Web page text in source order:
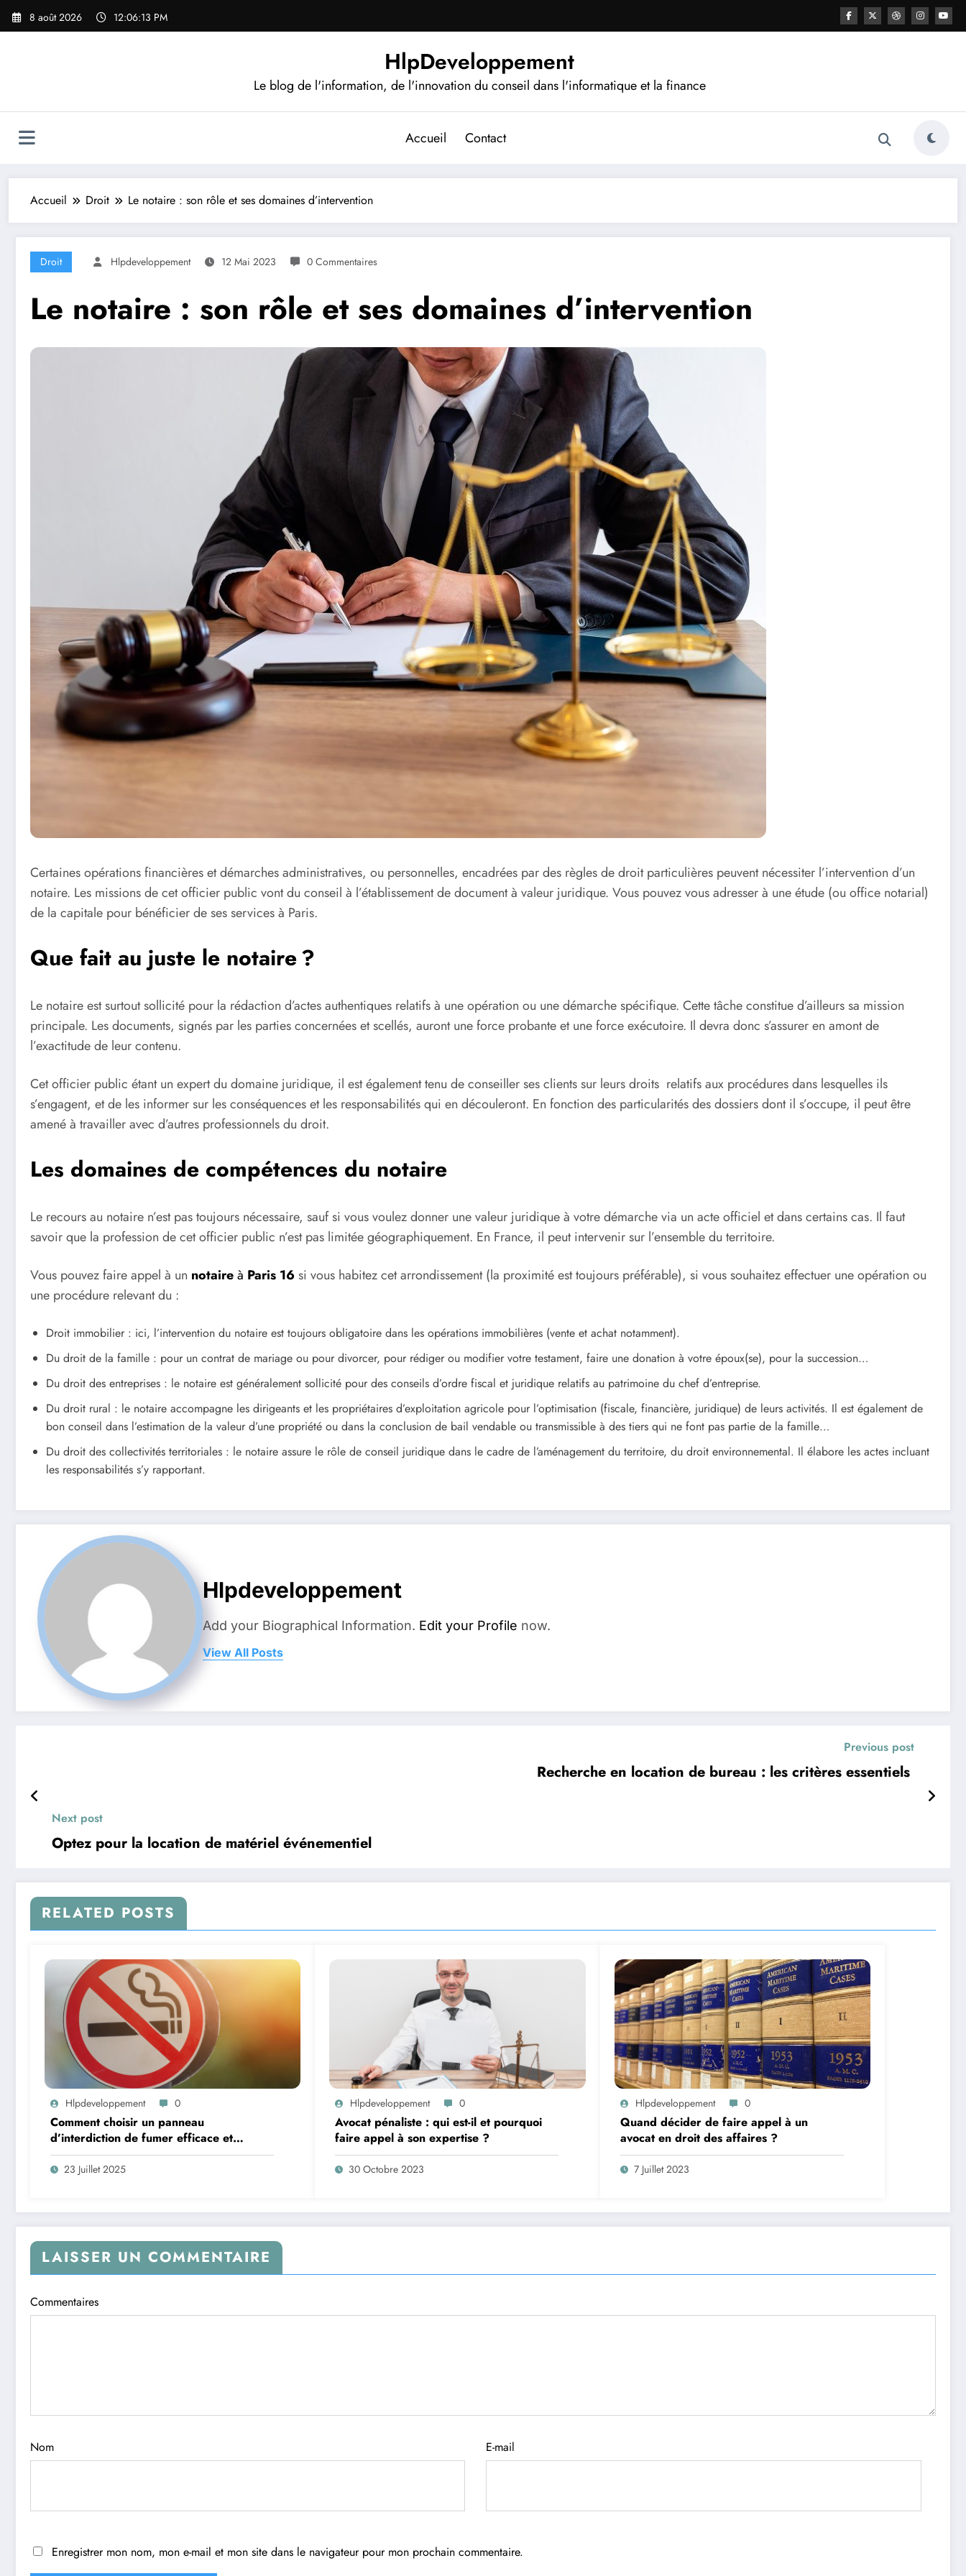
Aller
8 août 2026 12:06:14 PM
HlpDeveloppement
Le blog de l'information, de l'innovation du conseil dans l'informatique et la finance
Accueil Contact
Accueil Droit Le notaire : son rôle et ses domaines d’intervention
Droit Hlpdeveloppement 12 Mai 2023 0 Commentaires
Le notaire : son rôle et ses domaines d’intervention
Certaines opérations financières et démarches administratives, ou personnelles, encadrées par des règles de droit particulières peuvent nécessiter l’intervention d’un
notaire. Les missions de cet officier public vont du conseil à l’établissement de document à valeur juridique. Vous pouvez vous adresser à une étude (ou office notarial)
de la capitale pour bénéficier de ses services à Paris.
Que fait au juste le notaire ?
Le notaire est surtout sollicité pour la rédaction d’actes authentiques relatifs à une opération ou une démarche spécifique. Cette tâche constitue d’ailleurs sa mission
principale. Les documents, signés par les parties concernées et scellés, auront une force probante et une force exécutoire. Il devra donc s’assurer en amont de
l’exactitude de leur contenu.
Cet officier public étant un expert du domaine juridique, il est également tenu de conseiller ses clients sur leurs droits relatifs aux procédures dans lesquelles ils
s’engagent, et de les informer sur les conséquences et les responsabilités qui en découleront. En fonction des particularités des dossiers dont il s’occupe, il peut être
amené à travailler avec d’autres professionnels du droit.
Les domaines de compétences du notaire
Le recours au notaire n’est pas toujours nécessaire, sauf si vous voulez donner une valeur juridique à votre démarche via un acte officiel et dans certains cas. Il faut
savoir que la profession de cet officier public n’est pas limitée géographiquement. En France, il peut intervenir sur l’ensemble du territoire.
Vous pouvez faire appel à un notaireà Paris 16si vous habitez cet arrondissement (la proximité est toujours préférable), si vous souhaitez effectuer une opération ou
une procédure relevant du :
Droit immobilier : ici, l’intervention du notaire est toujours obligatoire dans les opérations immobilières (vente et achat notamment).
Du droit de la famille : pour un contrat de mariage ou pour divorcer, pour rédiger ou modifier votre testament, faire une donation à votre époux(se), pour la succession…
Du droit des entreprises : le notaire est généralement sollicité pour des conseils d’ordre fiscal et juridique relatifs au patrimoine du chef d’entreprise.
Du droit rural : le notaire accompagne les dirigeants et les propriétaires d’exploitation agricole pour l’optimisation (fiscale, financière, juridique) de leurs activités. Il est également de
bon conseil dans l’estimation de la valeur d’une propriété ou dans la conclusion de bail vendable ou transmissible à des tiers qui ne font pas partie de la famille…
Du droit des collectivités territoriales : le notaire assure le rôle de conseil juridique dans le cadre de l’aménagement du territoire, du droit environnemental. Il élabore les actes incluant
les responsabilités s’y rapportant.
Hlpdeveloppement
Add your Biographical Information. Edit your Profile now.
View All Posts
Previous post
Recherche en location de bureau : les critères essentiels
Next post
Optez pour la location de matériel événementiel
RELATED POSTS
Hlpdeveloppement 0
Comment choisir un panneau
d’interdiction de fumer efficace et
réglementaire ?
23 Juillet 2025
Hlpdeveloppement 0
Avocat pénaliste : qui est-il et pourquoi
faire appel à son expertise ?
30 Octobre 2023
Hlpdeveloppement 0
Quand décider de faire appel à un
avocat en droit des affaires ?
7 Juillet 2023
LAISSER UN COMMENTAIRE
Commentaires
Nom E-mail
Enregistrer mon nom, mon e-mail et mon site dans le navigateur pour mon prochain commentaire.